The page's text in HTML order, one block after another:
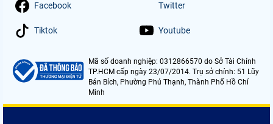
Facebook Twitter
Tiktok Youtube
Mã số doanh nghiệp: 0312866570 do Sở Tài Chính
TP.HCM cấp ngày 23/07/2014. Trụ sở chính: 51 Lũy
Bán Bích, Phường Phú Thạnh, Thành Phố Hồ Chí
Minh